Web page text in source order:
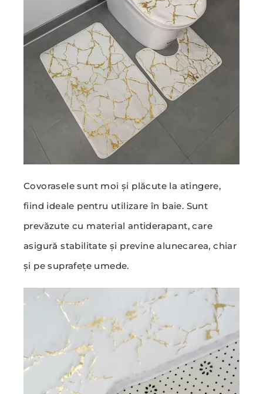
Covorasele sunt moi și plăcute la atingere,
fiind ideale pentru utilizare în baie. Sunt
prevăzute cu material antiderapant, care
asigură stabilitate și previne alunecarea, chiar
și pe suprafețe umede.